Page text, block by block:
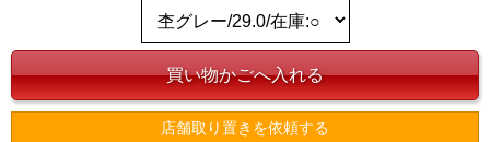
店舗取り置きを依頼する